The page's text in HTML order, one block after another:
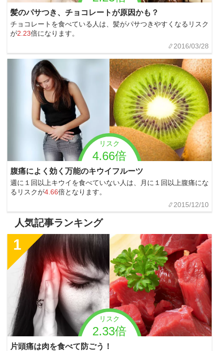
髪のパサつき、チョコレートが原因かも？
チョコレートを食べている人は、髪がパサつきやすくなるリスク
が2.23倍になります。
2016/03/28
リスク
4.66倍
腹痛によく効く万能のキウイフルーツ
週に１回以上キウイを食べていない人は、月に１回以上腹痛にな
るリスクが4.66倍となります。
2015/12/10
人気記事ランキング
リスク
2.33倍
1
片頭痛は肉を食べて防ごう！